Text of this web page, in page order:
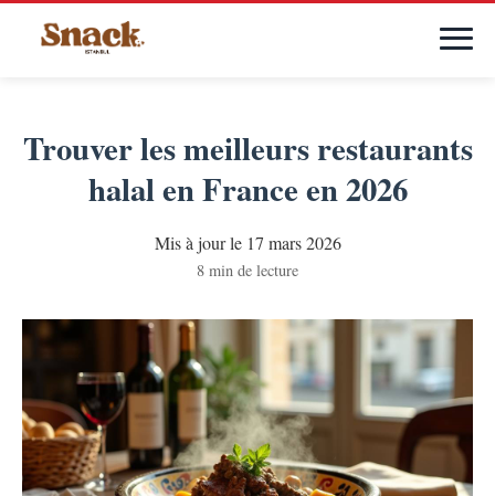
Trouver les meilleurs restaurants
halal en France en 2026
Mis à jour le 17 mars 2026
8 min de lecture